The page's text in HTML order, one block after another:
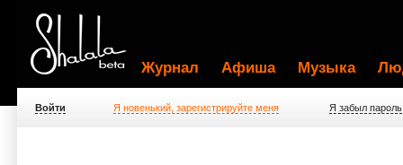
Журнал Афиша Музыка
Войти Я новенький, зарегистрируйте меня Я забыл пароль